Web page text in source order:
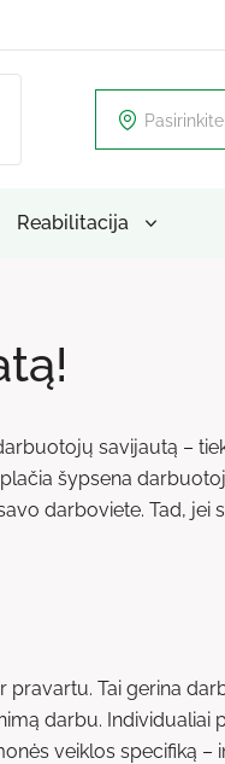
Reabilitacija
savijautą –
šypsena
darboviete. Tad,
pravartu. Tai gerina
darbu. Individualiai
veiklos specifiką –